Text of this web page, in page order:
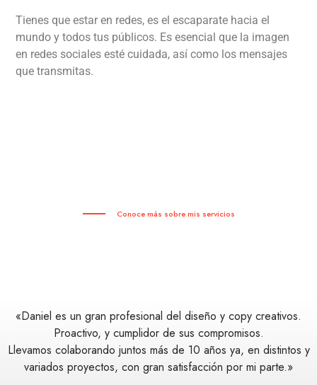
Tienes que estar en redes, es el escaparate hacia el
mundo y todos tus públicos. Es esencial que la imagen
en redes sociales esté cuidada, así como los mensajes
que transmitas.
Conoce más sobre mis servicios
«Daniel es un gran profesional del diseño y copy creativos.
Proactivo, y cumplidor de sus compromisos.
Llevamos colaborando juntos más de 10 años ya, en distintos y
variados proyectos, con gran satisfacción por mi parte.»